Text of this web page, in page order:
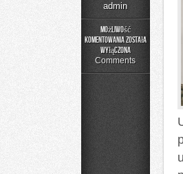
admin
Możliwość
komentowania
Poradnik
Prania
została
wyłączona
Comments